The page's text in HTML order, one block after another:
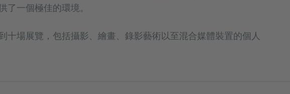
了一個極佳的環境。
十場展覽，包括攝影、繪畫、錄影藝術以至混合媒體裝置的個人